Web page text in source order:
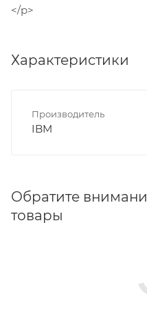
</p>
Характеристики
Производитель
IBM
Обратите
товары